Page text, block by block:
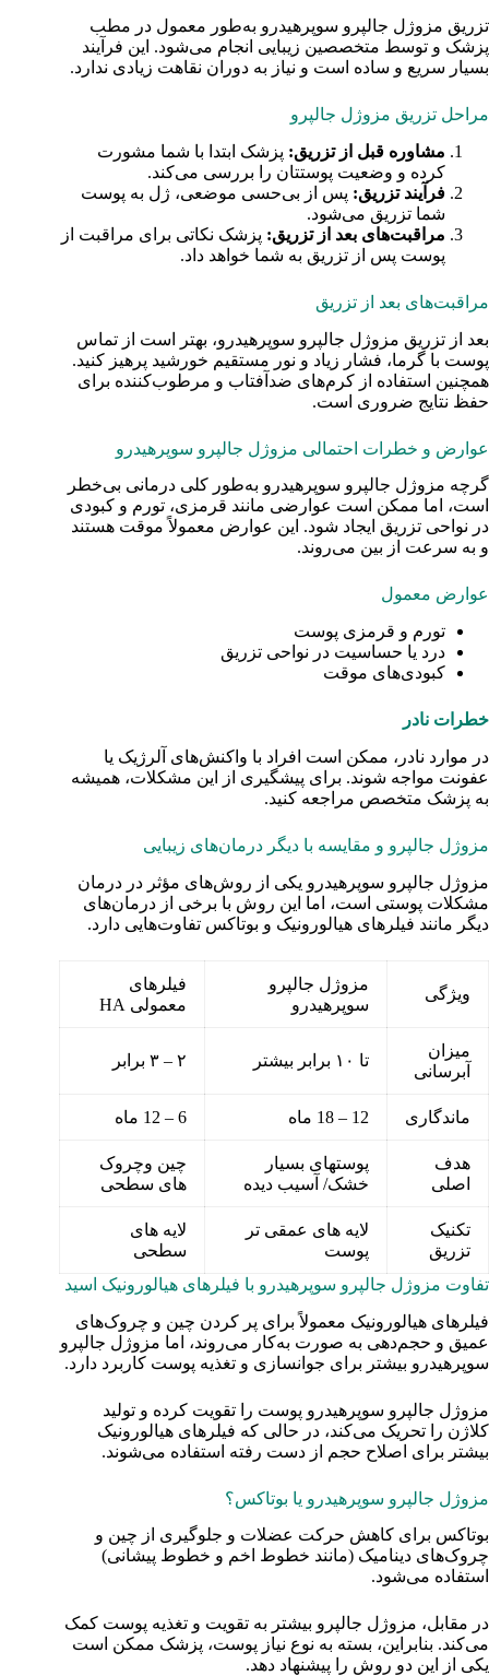
تزریق مزوژل جالپرو سوپرهیدرو به‌طور معمول در مطب
پزشک و توسط متخصصین زیبایی انجام می‌شود. این فرآیند
بسیار سریع و ساده است و نیاز به دوران نقاهت زیادی ندارد.
مراحل تزریق مزوژل جالپرو
مشاوره قبل از تزریق: پزشک ابتدا با شما مشورت
کرده و وضعیت پوستتان را بررسی می‌کند.
فرآیند تزریق: پس از بی‌حسی موضعی، ژل به پوست
شما تزریق می‌شود.
مراقبت‌های بعد از تزریق: پزشک نکاتی برای مراقبت از
پوست پس از تزریق به شما خواهد داد.
مراقبت‌های بعد از تزریق
بعد از تزریق مزوژل جالپرو سوپرهیدرو، بهتر است از تماس
پوست با گرما، فشار زیاد و نور مستقیم خورشید پرهیز کنید.
همچنین استفاده از کرم‌های ضدآفتاب و مرطوب‌کننده برای
حفظ نتایج ضروری است.
عوارض و خطرات احتمالی مزوژل جالپرو سوپرهیدرو
گرچه مزوژل جالپرو سوپرهیدرو به‌طور کلی درمانی بی‌خطر
است، اما ممکن است عوارضی مانند قرمزی، تورم و کبودی
در نواحی تزریق ایجاد شود. این عوارض معمولاً موقت هستند
و به سرعت از بین می‌روند.
عوارض معمول
تورم و قرمزی پوست
درد یا حساسیت در نواحی تزریق
کبودی‌های موقت
خطرات نادر
در موارد نادر، ممکن است افراد با واکنش‌های آلرژیک یا
عفونت مواجه شوند. برای پیشگیری از این مشکلات، همیشه
به پزشک متخصص مراجعه کنید.
مزوژل جالپرو و مقایسه با دیگر درمان‌های زیبایی
مزوژل جالپرو سوپرهیدرو یکی از روش‌های مؤثر در درمان
مشکلات پوستی است، اما این روش با برخی از درمان‌های
دیگر مانند فیلرهای هیالورونیک و بوتاکس تفاوت‌هایی دارد.
ویژگی
مزوژل جالپرو
سوپرهیدرو
فیلرهای
معمولی HA
میزان
آبرسانی
تا ۱۰ برابر بیشتر ۲ – ۳ برابر
ماندگاری 12 – 18 ماه 6 – 12 ماه
هدف
اصلی
پوستهای بسیار
خشک/ آسیب دیده
چین وچروک
های سطحی
تکنیک
تزریق
لایه های عمقی تر
پوست
لایه های
سطحی
تفاوت مزوژل جالپرو سوپرهیدرو با فیلرهای هیالورونیک اسید
فیلرهای هیالورونیک معمولاً برای پر کردن چین و چروک‌های
عمیق و حجم‌دهی به صورت به‌کار می‌روند، اما مزوژل جالپرو
سوپرهیدرو بیشتر برای جوانسازی و تغذیه پوست کاربرد دارد.
مزوژل جالپرو سوپرهیدرو پوست را تقویت کرده و تولید
کلاژن را تحریک می‌کند، در حالی که فیلرهای هیالورونیک
بیشتر برای اصلاح حجم از دست رفته استفاده می‌شوند.
مزوژل جالپرو سوپرهیدرو یا بوتاکس؟
بوتاکس برای کاهش حرکت عضلات و جلوگیری از چین و
چروک‌های دینامیک (مانند خطوط اخم و خطوط پیشانی)
استفاده می‌شود.
در مقابل، مزوژل جالپرو بیشتر به تقویت و تغذیه پوست کمک
می‌کند. بنابراین، بسته به نوع نیاز پوست، پزشک ممکن است
یکی از این دو روش را پیشنهاد دهد.